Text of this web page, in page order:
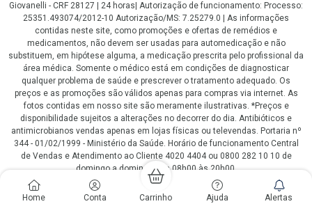
Home Conta Carrinho Ajuda Alertas
Giovanelli - CRF 28127 | 24 horas| Autorização de funcionamento: Processo:
25351.493074/2012-10 Autorização/MS: 7.25279.0 | As informações
contidas neste site, como promoções e ofertas de remédios e
medicamentos, não devem ser usadas para automedicação e não
substituem, em hipótese alguma, a medicação prescrita pelo profissional da
área médica. Somente o médico está em condições de diagnosticar
qualquer problema de saúde e prescrever o tratamento adequado. Os
preços e as promoções são válidos apenas para compras via internet. As
fotos contidas em nosso site são meramente ilustrativas. *Preços e
disponibilidade sujeitos a alterações no decorrer do dia. Antibióticos e
antimicrobianos vendas apenas em lojas físicas ou televendas. Portaria nº
344 - 01/02/1999 - Ministério da Saúde. Horário de funcionamento Central
de Vendas e Atendimento ao Cliente 4020 4404 ou 0800 282 10 10 de
domingo a domingo das 08h00 às 20h00.
LGPD Aceite os Cookies